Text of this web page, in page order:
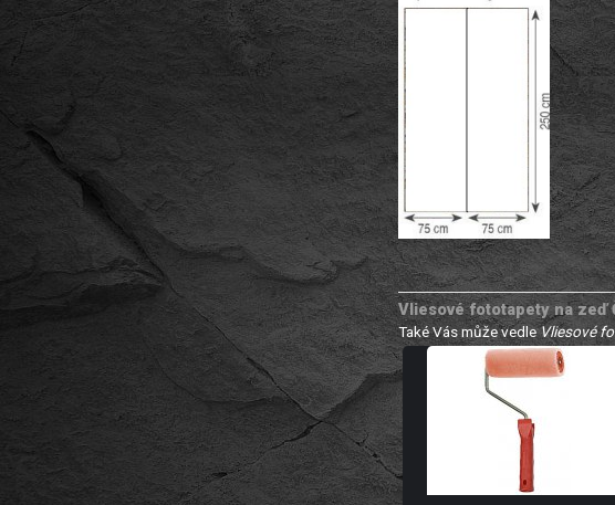
Vliesové fototapety na zeď
Také Vás může vedleVliesové